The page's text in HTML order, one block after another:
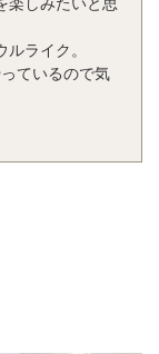
ライク。
ているので気